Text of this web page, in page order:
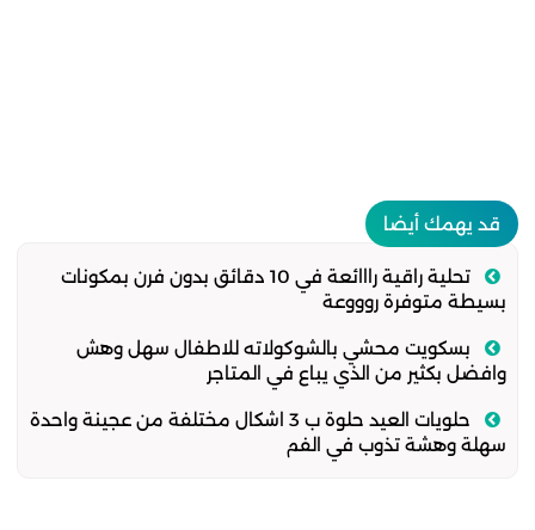
قد يهمك أيضا
تحلية راقية رااائعة في 10 دقائق بدون فرن بمكونات
بسيطة متوفرة روووعة
بسكويت محشي بالشوكولاته للاطفال سهل وهش
وافضل بكثير من الذي يباع في المتاجر
حلويات العيد حلوة ب 3 اشكال مختلفة من عجينة واحدة
سهلة وهشة تذوب في الفم